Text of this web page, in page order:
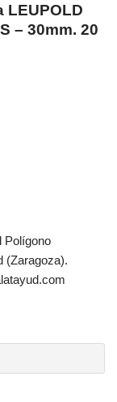
LEUPOLD
– 30mm. 20
Polígono
(Zaragoza).